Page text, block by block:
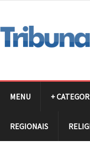
MENU +
REGIONAIS